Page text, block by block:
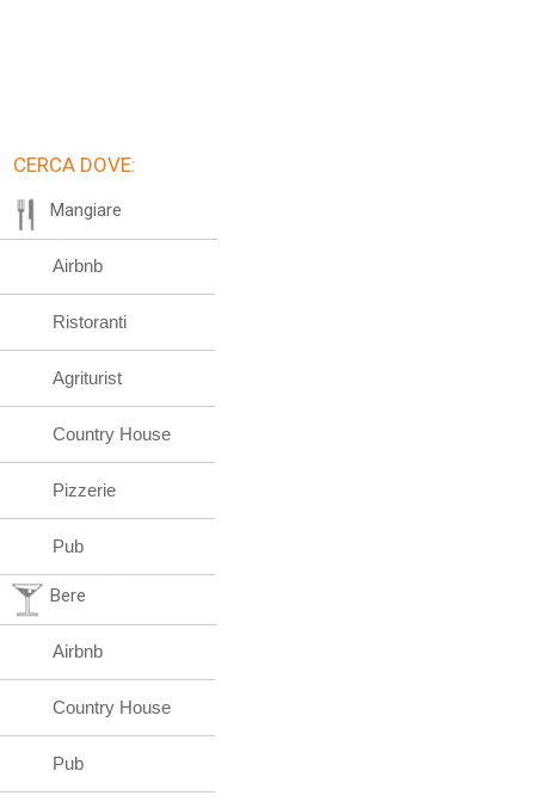
CERCA DOVE:
Mangiare
Airbnb
Ristoranti
Agriturist
Country House
Pizzerie
Pub
Bere
Airbnb
Country House
Pub